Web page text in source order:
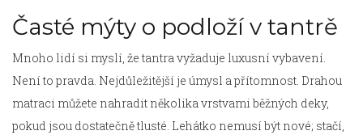
Časté mýty o podloží v tantrě
Mnoho lidí si myslí, že tantra vyžaduje luxusní vybavení.
Není to pravda. Nejdůležitější je úmysl a přítomnost. Drahou
matraci můžete nahradit několika vrstvami běžných deky,
pokud jsou dostatečně tlusté. Lehátko nemusí být nové; stačí,